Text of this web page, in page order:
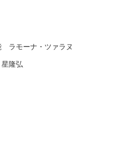
ラモーナ・ツァラヌ
隆弘